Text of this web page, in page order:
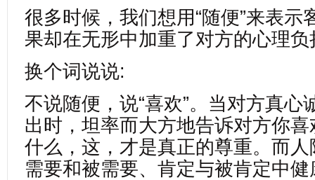
很多时候，我们想用“随便”来表示
果却在无形中加重了对方的心理负
换个词说说:
不说随便，说“喜欢”。当对方真心
出时，坦率而大方地告诉对方你
什么，这，才是真正的尊重。而
需要和被需要、肯定与被肯定中